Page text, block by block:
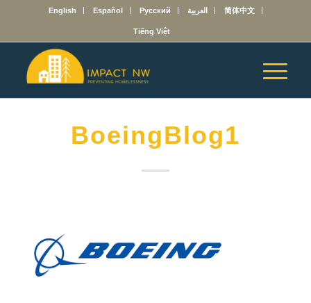
English Español Русский العربية 简体中文
Tiếng Việt
BoeingBlog1